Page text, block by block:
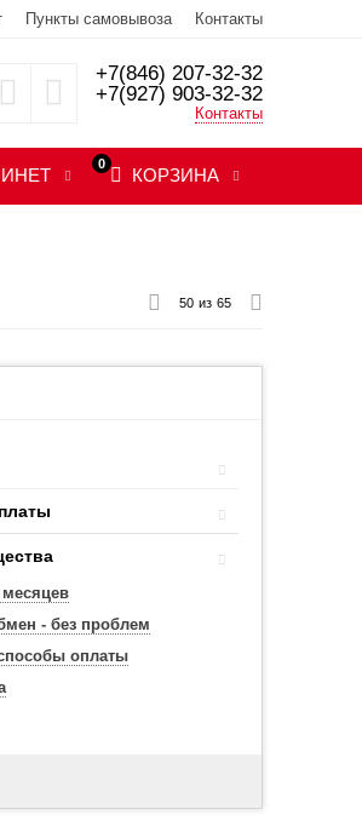
Пункты самовывоза Контакты
+7(846) 207-32-32
+7(927) 903-32-32
Контакты
0
КОРЗИНА
50 из 65
месяцев
- без проблем
оплаты